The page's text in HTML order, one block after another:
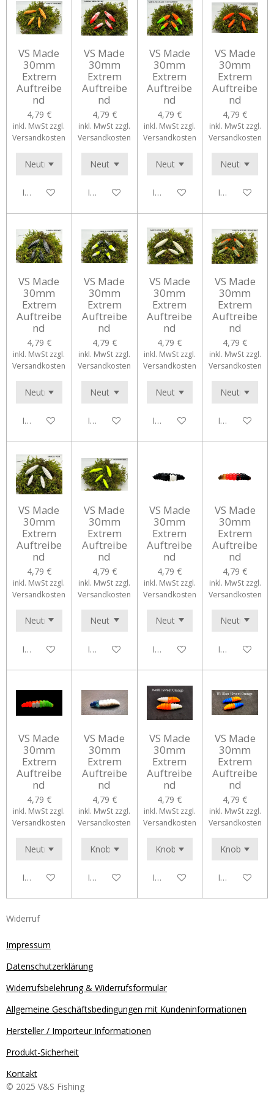
VS Made
30mm
Extrem
Auftreibe
nd
4,79 €
inkl. MwSt zzgl.
Versandkosten
In den Warenkorb
VS Made
30mm
Extrem
Auftreibe
nd
4,79 €
inkl. MwSt zzgl.
Versandkosten
In den Warenkorb
VS Made
30mm
Extrem
Auftreibe
nd
4,79 €
inkl. MwSt zzgl.
Versandkosten
In den Warenkorb
VS Made
30mm
Extrem
Auftreibe
nd
4,79 €
inkl. MwSt zzgl.
Versandkosten
In den
VS Made
30mm
Extrem
Auftreibe
nd
4,79 €
inkl. MwSt zzgl.
Versandkosten
In den Warenkorb
VS Made
30mm
Extrem
Auftreibe
nd
4,79 €
inkl. MwSt zzgl.
Versandkosten
In den Warenkorb
VS Made
30mm
Extrem
Auftreibe
nd
4,79 €
inkl. MwSt zzgl.
Versandkosten
In den Warenkorb
VS Made
30mm
Extrem
Auftreibe
nd
4,79 €
inkl. MwSt zzgl.
Versandkosten
In den
VS Made
30mm
Extrem
Auftreibe
nd
4,79 €
inkl. MwSt zzgl.
Versandkosten
In den Warenkorb
VS Made
30mm
Extrem
Auftreibe
nd
4,79 €
inkl. MwSt zzgl.
Versandkosten
In den Warenkorb
VS Made
30mm
Extrem
Auftreibe
nd
4,79 €
inkl. MwSt zzgl.
Versandkosten
In den Warenkorb
VS Made
30mm
Extrem
Auftreibe
nd
4,79 €
inkl. MwSt zzgl.
Versandkosten
In den
VS Made
30mm
Extrem
Auftreibe
nd
4,79 €
inkl. MwSt zzgl.
Versandkosten
In den Warenkorb
VS Made
30mm
Extrem
Auftreibe
nd
4,79 €
inkl. MwSt zzgl.
Versandkosten
In den Warenkorb
VS Made
30mm
Extrem
Auftreibe
nd
4,79 €
inkl. MwSt zzgl.
Versandkosten
In den Warenkorb
VS Made
30mm
Extrem
Auftreibe
nd
4,79 €
inkl. MwSt zzgl.
Versandkosten
In den
Widerruf
Impressum
Datenschutzerklärung
Widerrufsbelehrung & Widerrufsformular
Allgemeine Geschäftsbedingungen mit Kundeninformationen
Hersteller / Importeur Informationen
Produkt-Sicherheit
Kontakt
© 2025 V&S Fishing